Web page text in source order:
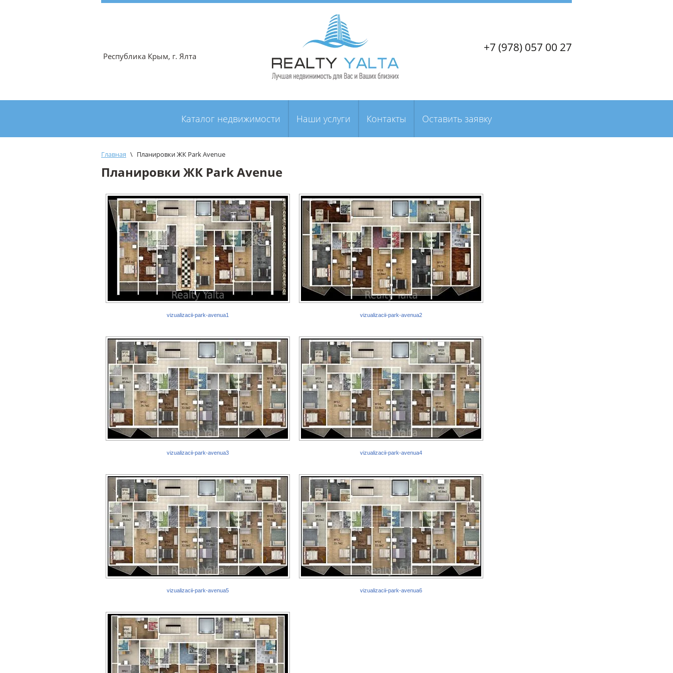
+7 (978) 057 00 27
Республика Крым, г. Ялта
Каталог недвижимости Наши услуги Контакты Оставить заявку
Главная \ Планировки ЖК Park Avenue
Планировки ЖК Park Avenue
vizualizacii-park-avenua1 vizualizacii-park-avenua2
vizualizacii-park-avenua3 vizualizacii-park-avenua4
vizualizacii-park-avenua5 vizualizacii-park-avenua6